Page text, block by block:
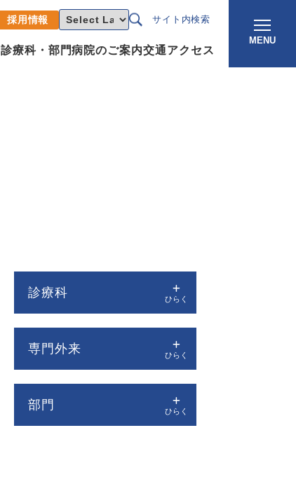
採用情報 サイト内検索
診療科・部門病院のご案内交通アクセス
MENU
診療科
専門外来
部門